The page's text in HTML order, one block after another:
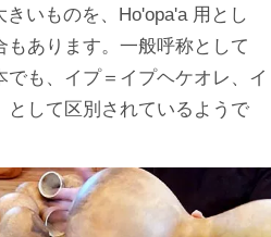
いものを、Ho'opa'a 用とし
もあります。一般呼称として
でも、イプ＝イプヘケオレ、イ
として区別されているようで